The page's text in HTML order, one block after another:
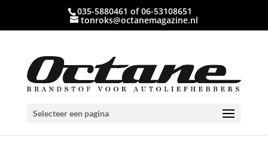
035-5880461 of 06-53108651
tonroks@octanemagazine.nl
Selecteer een pagina